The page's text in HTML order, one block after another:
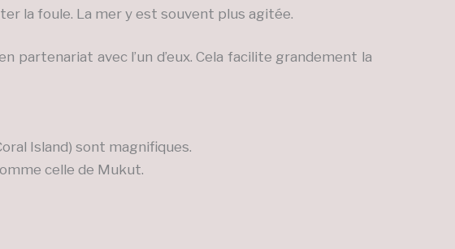
la foule. La mer y est souvent plus agitée.
avec l’un d’eux. Cela facilite grandement la
Island) sont magnifiques.
celle de Mukut.